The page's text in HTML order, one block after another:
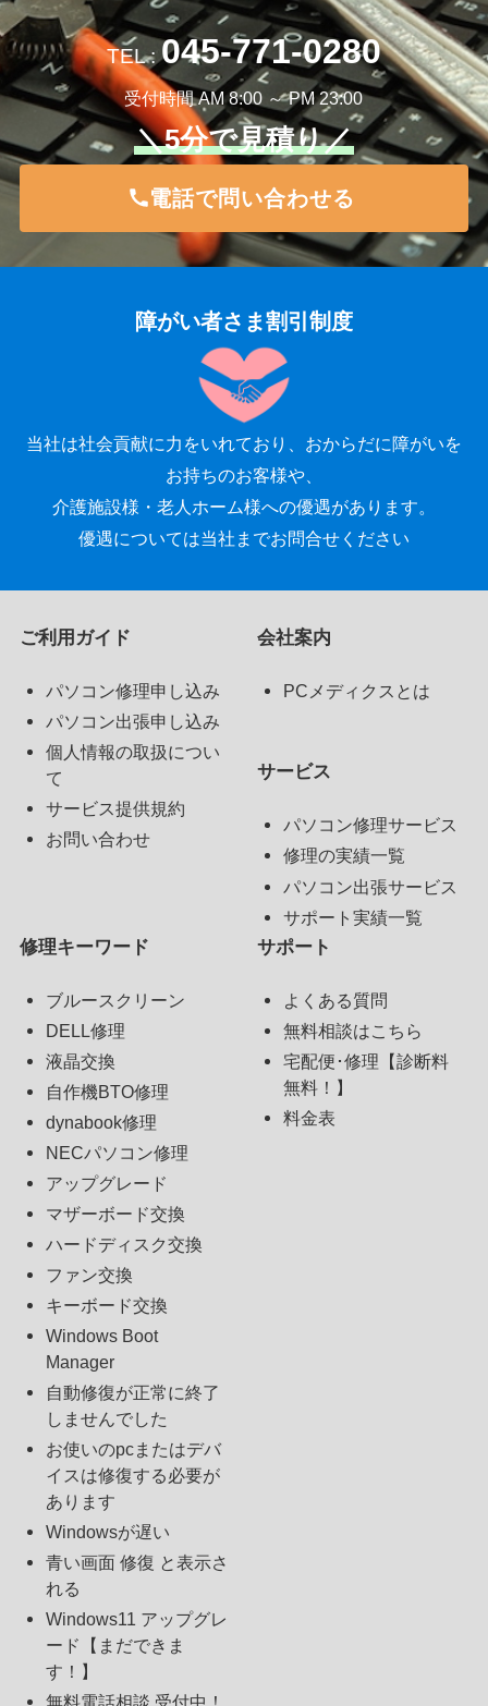
TEL :045-771-0280
受付時間 AM 8:00 ～ PM 23:00
＼5分で見積り／
電話で問い合わせる
障がい者さま割引制度
当社は社会貢献に力をいれており、おからだに障がいを
お持ちのお客様や、
介護施設様・老人ホーム様への優遇があります。
優遇については当社までお問合せください
ご利用ガイド
パソコン修理申し込み
パソコン出張申し込み
個人情報の取扱につい
て
サービス提供規約
お問い合わせ
会社案内
PCメディクスとは
サービス
パソコン修理サービス
修理の実績一覧
パソコン出張サービス
サポート実績一覧
修理キーワード
ブルースクリーン
DELL修理
液晶交換
自作機BTO修理
dynabook修理
NECパソコン修理
アップグレード
マザーボード交換
ハードディスク交換
ファン交換
キーボード交換
Windows Boot
Manager
自動修復が正常に終了
しませんでした
お使いのpcまたはデバ
イスは修復する必要が
あります
Windowsが遅い
青い画面 修復 と表示さ
れる
Windows11 アップグレ
ード【まだできま
す！】
サポート
よくある質問
無料相談はこちら
宅配便･修理【診断料
無料！】
料金表